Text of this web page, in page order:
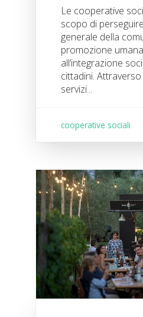
Le cooperative
scopo di
generale della
promozione
all’integrazione
cittadini.
servizi...
cooperative sociali